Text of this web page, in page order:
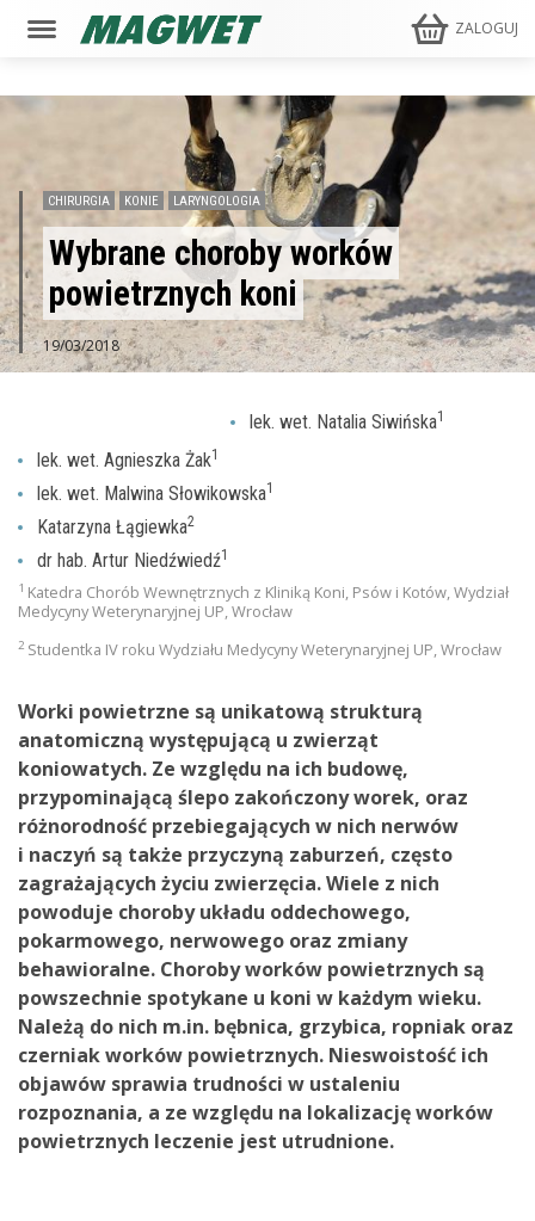
ZALOGUJ
CHIRURGIA KONIE LARYNGOLOGIA
Wybrane choroby worków
powietrznych koni
19/03/2018
lek. wet. Natalia Siwińska1
lek. wet. Agnieszka Żak1
lek. wet. Malwina Słowikowska1
Katarzyna Łągiewka2
dr hab. Artur Niedźwiedź1
1 Katedra Chorób Wewnętrznych z Kliniką Koni, Psów i Kotów, Wydział
Medycyny Weterynaryjnej UP, Wrocław
2 Studentka IV roku Wydziału Medycyny Weterynaryjnej UP, Wrocław
Worki powietrzne są unikatową strukturą
anatomiczną występującą u zwierząt
koniowatych. Ze względu na ich budowę,
przypominającą ślepo zakończony worek, oraz
różnorodność przebiegających w nich nerwów
i naczyń są także przyczyną zaburzeń, często
zagrażających życiu zwierzęcia. Wiele z nich
powoduje choroby układu oddechowego,
pokarmowego, nerwowego oraz zmiany
behawioralne. Choroby worków powietrznych są
powszechnie spotykane u koni w każdym wieku.
Należą do nich m.in. bębnica, grzybica, ropniak oraz
czerniak worków powietrznych. Nieswoistość ich
objawów sprawia trudności w ustaleniu
rozpoznania, a ze względu na lokalizację worków
powietrznych leczenie jest utrudnione.